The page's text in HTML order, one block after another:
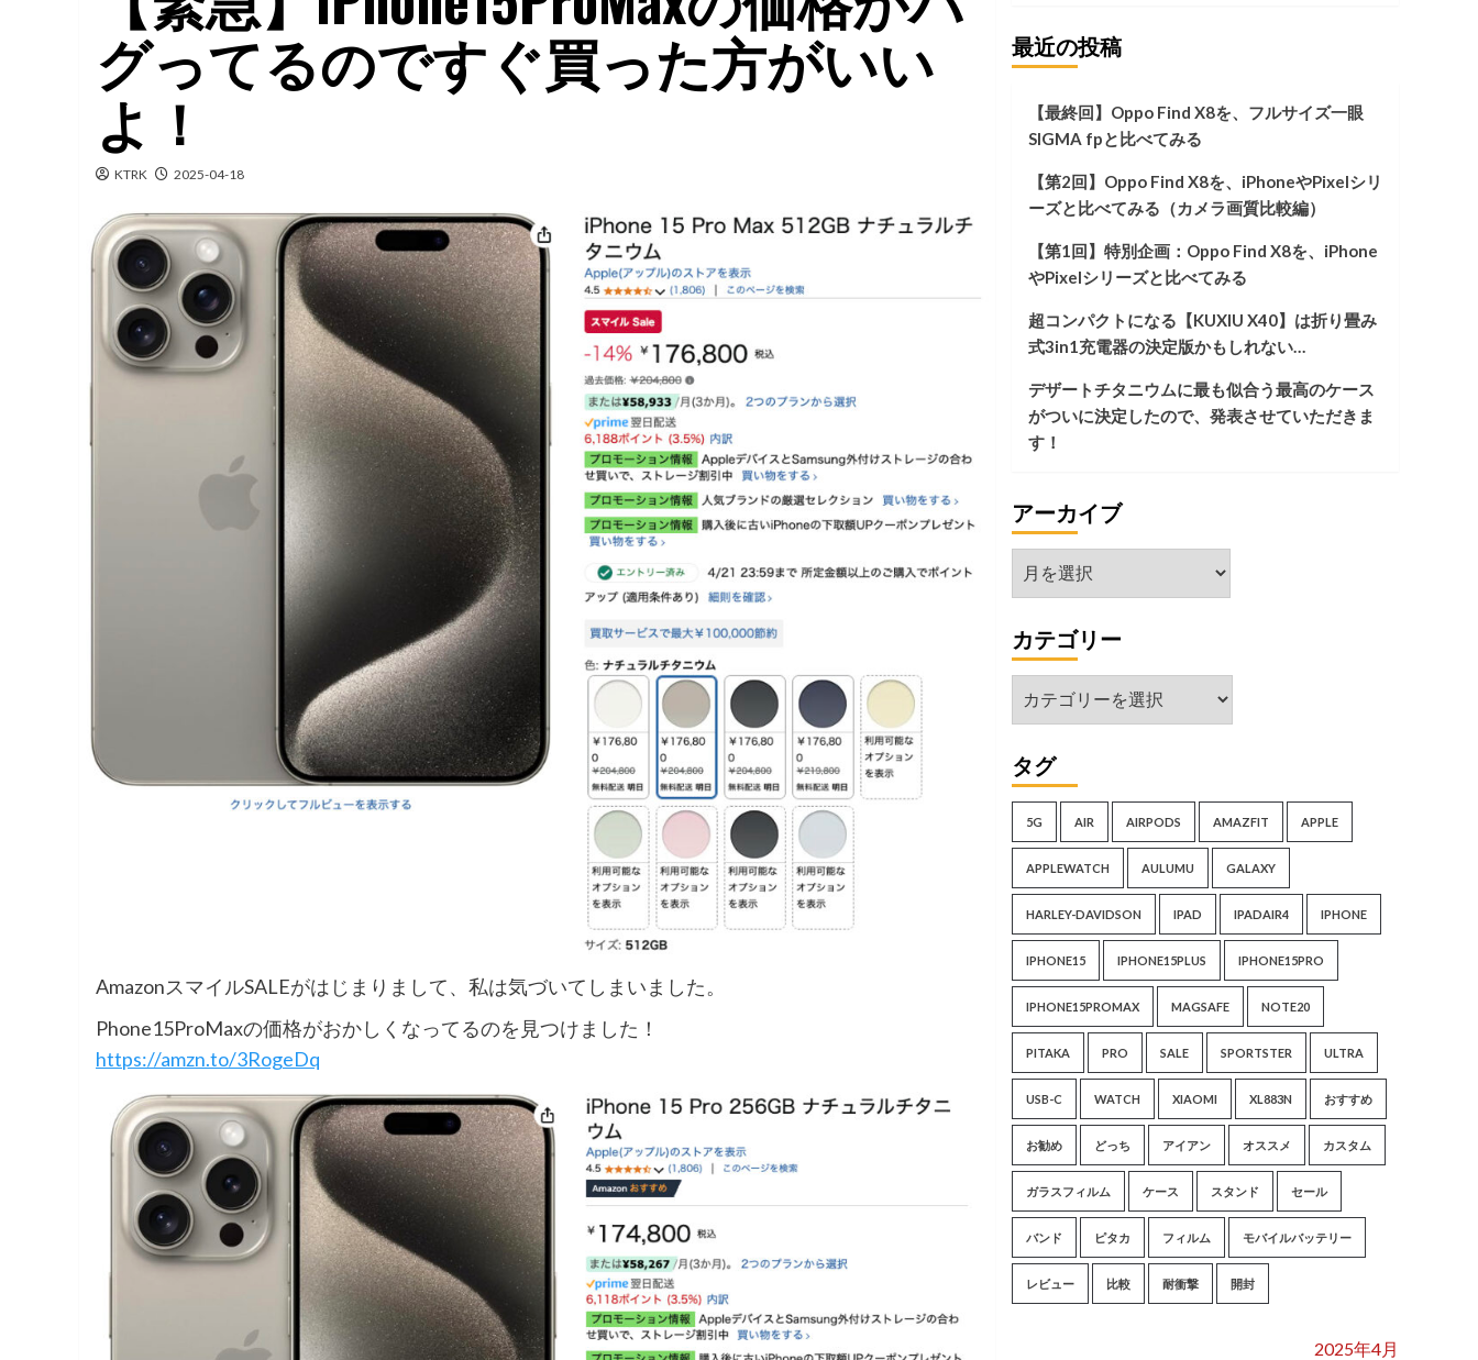
グってるのですぐ買った方がいい
よ！
KTRK 2025-04-18
AmazonスマイルSALEがはじまりまして、私は気づいてしまいました。
Phone15ProMaxの価格がおかしくなってるのを見つけました！
https://amzn.to/3RogeDq
最近の投稿
【最終回】Oppo Find X8を、フルサイズ一眼
SIGMA fpと比べてみる
【第2回】Oppo Find X8を、iPhoneやPixelシリ
ーズと比べてみる（カメラ画質比較編）
【第1回】特別企画：Oppo Find X8を、iPhone
やPixelシリーズと比べてみる
超コンパクトになる【KUXIU X40】は折り畳み
式3in1充電器の決定版かもしれない…
デザートチタニウムに最も似合う最高のケース
がついに決定したので、発表させていただきま
す！
アーカイブ
ア
ー
イ
ブ
カテゴリー
テ
リ
ー
タグ
5G AIR AIRPODS AMAZFIT APPLE
APPLEWATCH AULUMU GALAXY
HARLEY-DAVIDSON IPAD IPADAIR4 IPHONE
IPHONE15 IPHONE15PLUS IPHONE15PRO
IPHONE15PROMAX MAGSAFE NOTE20
PITAKA PRO SALE SPORTSTER ULTRA
USB-C WATCH XIAOMI XL883N おすすめ
お勧め どっち アイアン オススメ カスタム
ガラスフィルム ケース スタンド セール
バンド ピタカ フィルム モバイルバッテリー
レビュー 比較 耐衝撃 開封
2025年4月